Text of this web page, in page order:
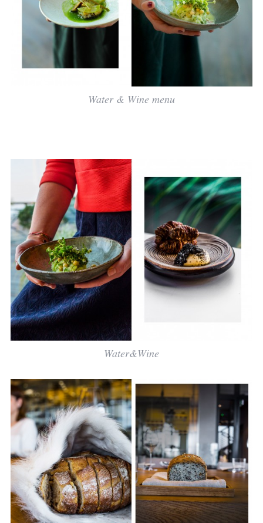
Water & Wine menu
Water&Wine